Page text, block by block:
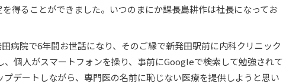
得ることができました。いつのまにか課長島耕作は社長になってお
病院で6年間お世話になり、そのご縁で新発田駅前に内科クリニック
個人がスマートフォンを操り、事前にGoogleで検索して勉強されて
デートしながら、専門医の名前に恥じない医療を提供しようと思い